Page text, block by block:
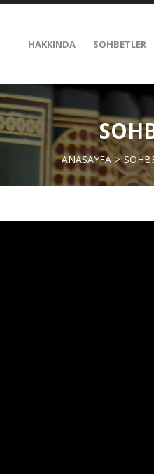
HAKKINDA SOHBETLER
ANASAYFA